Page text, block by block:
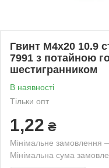
Гвинт М4х20 10.9
7991 з потайною
шестигранником
В наявності
Тільки опт
1,22 ₴
Мінімальне замовлення
Мінімальна сума